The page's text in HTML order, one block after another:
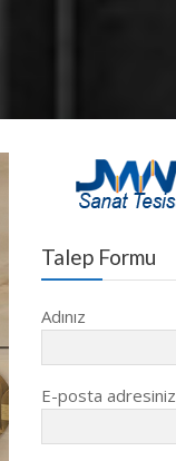
Talep Formu
Adınız
E-posta adresiniz